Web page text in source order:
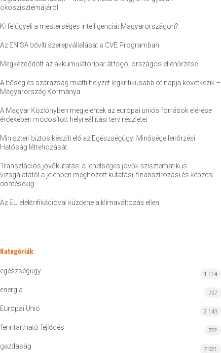
ökoszisztémájáról
Ki felügyeli a mesterséges intelligenciát Magyarországon?
Az ENISA bővíti szerepvállalását a CVE Programban
Megkezdődött az akkumulátoripar átfogó, országos ellenőrzése
A hőség és szárazság miatti helyzet legkritikusabb öt napja következik –
Magyarország Kormánya
A Magyar Közlönyben megjelentek az európai uniós források elérése
érdekében módosított helyreállítási terv részletei
Miniszteri biztos készíti elő az Egészségügyi Minőségellenőrzési
Hatóság létrehozását
Transzlációs jövőkutatás: a lehetséges jövők szisztematikus
vizsgálatától a jelenben meghozott kutatási, finanszírozási és képzési
döntésekig
Az EU elektrifikációval küzdene a klímaváltozás ellen
Kategóriák
egészségügy 1 114
energia 707
Európai Unió 2 143
fenntartható fejlődés 722
gazdaság 7 021